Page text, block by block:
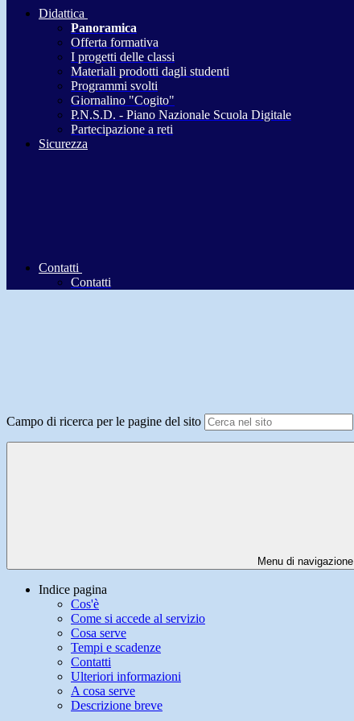
Didattica
Panoramica
Offerta formativa
I progetti delle classi
Materiali prodotti dagli studenti
Programmi svolti
Giornalino "Cogito"
P.N.S.D. - Piano Nazionale Scuola Digitale
Partecipazione a reti
Sicurezza
Contatti
Contatti
Campo di ricerca per le pagine del sito
Menu di navigazione
Indice pagina
Cos'è
Come si accede al servizio
Cosa serve
Tempi e scadenze
Contatti
Ulteriori informazioni
A cosa serve
Descrizione breve